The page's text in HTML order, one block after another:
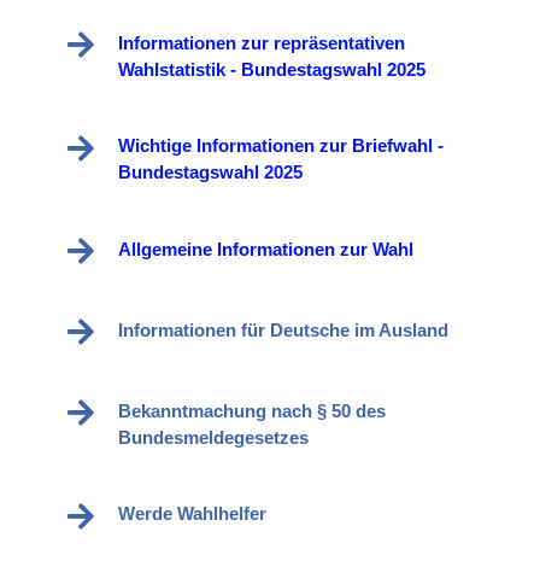
Informationen zur repräsentativen
Wahlstatistik - Bundestagswahl 2025
Wichtige Informationen zur Briefwahl -
Bundestagswahl 2025
Allgemeine Informationen zur Wahl
Informationen für Deutsche im Ausland
Bekanntmachung nach § 50 des
Bundesmeldegesetzes
Werde Wahlhelfer